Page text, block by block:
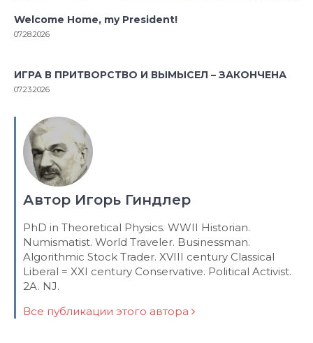
Welcome Home, my President!
07.28.2026
ИГРА В ПРИТВОРСТВО И ВЫМЫСЕЛ – ЗАКОНЧЕНА
07.23.2026
Автор Игорь Гиндлер
PhD in Theoretical Physics. WWII Historian.
Numismatist. World Traveler. Businessman.
Algorithmic Stock Trader. XVIII century Classical
Liberal = XXI century Conservative. Political Activist.
2A. NJ.
Все публикации этого автора